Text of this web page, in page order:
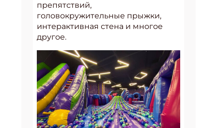
препятствий,
головокружительные прыжки,
интерактивная стена и многое
другое.